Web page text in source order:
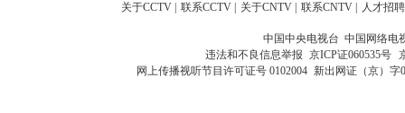
关于CCTV 联系CCTV 关于CNTV 联系CNTV 人才招聘
中国中央电视台 中国网络电
违法和不良信息举报 京ICP证060535号
网上传播视听节目许可证号 0102004 新出网证（京）